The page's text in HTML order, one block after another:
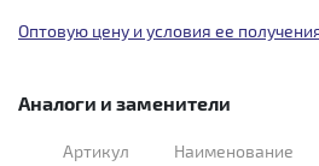
Оптовую цену и условия ее
Аналоги и заменители
Артикул Наименование